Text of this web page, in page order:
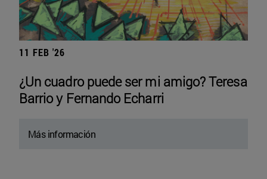
11 FEB '26
¿Un cuadro puede ser mi amigo? Teresa
Barrio y Fernando Echarri
Más información